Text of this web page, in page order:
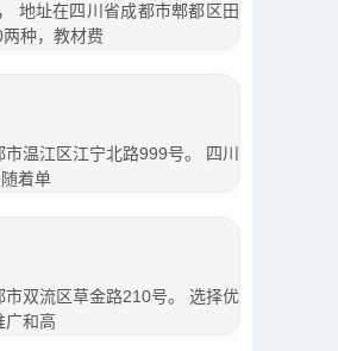
地址在四川省成都市郫都区田
种，教材费
温江区江宁北路999号。 四川
着单
双流区草金路210号。 选择优
广和高